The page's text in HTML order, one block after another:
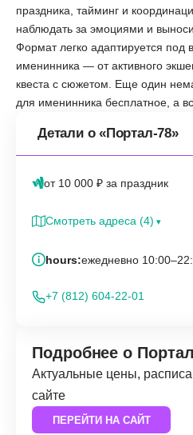
праздника, тайминг и
наблюдать за эмоциями и
Формат легко адаптируется под
именинника — от активного
квеста с сюжетом. Еще один
для именинника бесплатное, а
Детали о «Портал-78»
от 10 000 ₽ за праздник
Смотреть адреса (4)
hours:ежедневно
+7 (812) 604-22-01
Подробнее о
Актуальные цены,
сайте
ПЕРЕЙТИ НА САЙТ